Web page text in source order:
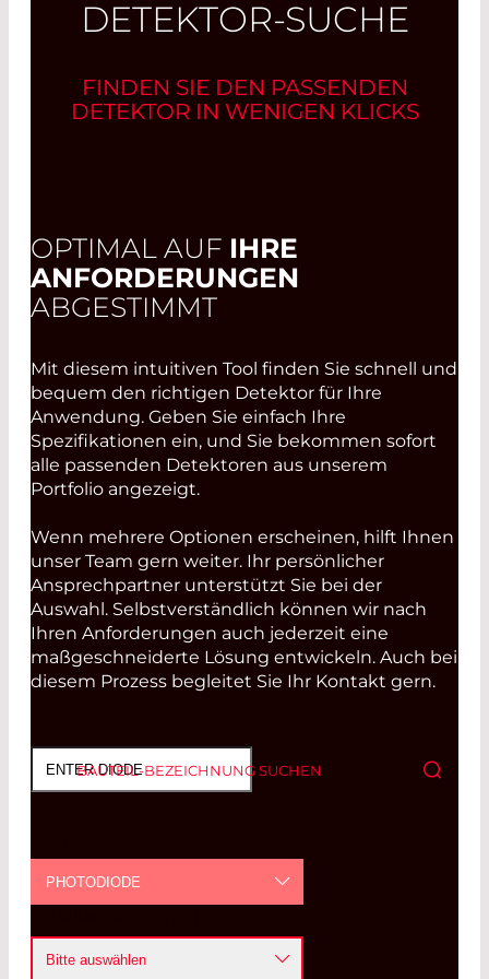
DETEKTOR-SUCHE
FINDEN SIE DEN PASSENDEN
DETEKTOR IN WENIGEN KLICKS
OPTIMAL AUF IHRE
ANFORDERUNGEN
ABGESTIMMT
Mit diesem intuitiven Tool finden Sie schnell und
bequem den richtigen Detektor für Ihre
Anwendung. Geben Sie einfach Ihre
Spezifikationen ein, und Sie bekommen sofort
alle passenden Detektoren aus unserem
Portfolio angezeigt.
Wenn mehrere Optionen erscheinen, hilft Ihnen
unser Team gern weiter. Ihr persönlicher
Ansprechpartner unterstützt Sie bei der
Auswahl. Selbstverständlich können wir nach
Ihren Anforderungen auch jederzeit eine
maßgeschneiderte Lösung entwickeln. Auch bei
diesem Prozess begleitet Sie Ihr Kontakt gern.
BAUTEIL-BEZEICHNUNG SUCHEN
PHOTODIODE
Bitte auswählen